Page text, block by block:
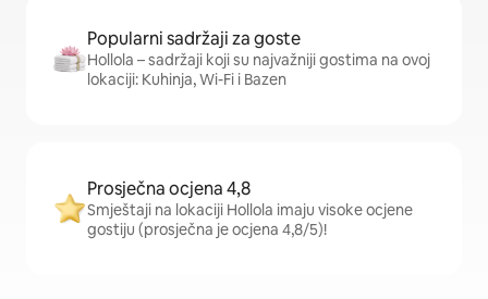
Popularni sadržaji za goste
Hollola – sadržaji koji su najvažniji gostima na ovoj
lokaciji: Kuhinja, Wi-Fi i Bazen
Prosječna ocjena 4,8
Smještaji na lokaciji Hollola imaju visoke ocjene
gostiju (prosječna je ocjena 4,8/5)!